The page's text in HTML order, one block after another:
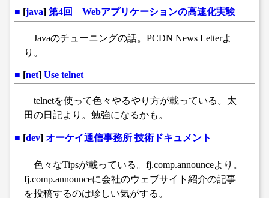
■ [java] 第4回 Webアプリケーションの高速化実験
Javaのチューニングの話。PCDN News Letterよ
り。
■ [net] Use telnet
telnetを使って色々やるやり方が載っている。太
田の日記より。勉強になるかも。
■ [dev] オーケイ通信事務所 技術ドキュメント
色々なTipsが載っている。fj.comp.announceより。
fj.comp.announceに会社のウェブサイト紹介の記事
を投稿するのは珍しい気がする。